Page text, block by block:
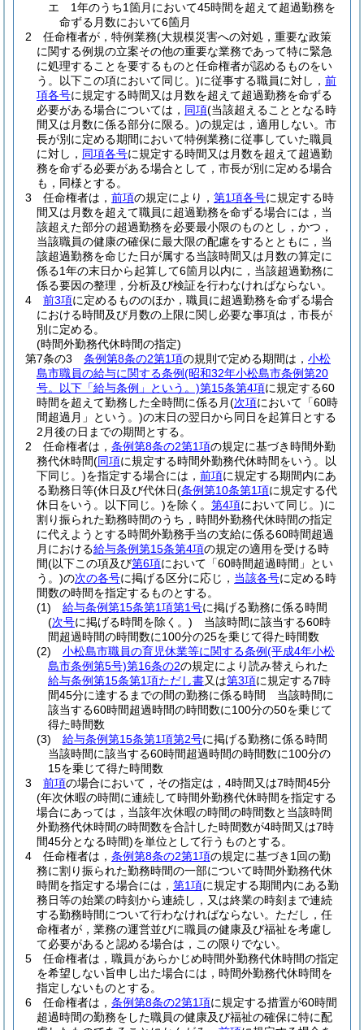
エ
1年のうち1箇月において45時間を超えて超過勤務を
命ずる月数において6箇月
2
任命権者が，特例業務(大規模災害への対処，重要な政策
に関する例規の立案その他の重要な業務であって特に緊急
に処理することを要するものと任命権者が認めるものをい
う。以下この項において同じ。)に従事する職員に対し， 前
項各号に規定する時間又は月数を超えて超過勤務を命ずる
必要がある場合については， 同項(当該超えることとなる時
間又は月数に係る部分に限る。)の規定は，適用しない。 市
長が別に定める期間において特例業務に従事していた職員
に対し， 同項各号に規定する時間又は月数を超えて超過勤
務を命ずる必要がある場合として，市長が別に定める場合
も，同様とする。
3
任命権者は， 前項の規定により， 第1項各号に規定する時
間又は月数を超えて職員に超過勤務を命ずる場合には，当
該超えた部分の超過勤務を必要最小限のものとし，かつ，
当該職員の健康の確保に最大限の配慮をするとともに，当
該超過勤務を命じた日が属する当該時間又は月数の算定に
係る1年の末日から起算して6箇月以内に，当該超過勤務に
係る要因の整理，分析及び検証を行わなければならない。
4
前3項に定めるもののほか，職員に超過勤務を命ずる場合
における時間及び月数の上限に関し必要な事項は，市長が
別に定める。
(時間外勤務代休時間の指定)
第7条の3
条例第8条の2第1項の規則で定める期間は， 小松
島市職員の給与に関する条例(昭和32年小松島市条例第20
号。以下「給与条例」という。)第15条第4項に規定する60
時間を超えて勤務した全時間に係る月(次項において「60時
間超過月」という。)の末日の翌日から同日を起算日とする
2月後の日までの期間とする。
2
任命権者は， 条例第8条の2第1項の規定に基づき時間外勤
務代休時間(同項に規定する時間外勤務代休時間をいう。以
下同じ。)を指定する場合には， 前項に規定する期間内にあ
る勤務日等(休日及び代休日(条例第10条第1項に規定する代
休日をいう。以下同じ。)を除く。 第4項において同じ。)に
割り振られた勤務時間のうち，時間外勤務代休時間の指定
に代えようとする時間外勤務手当の支給に係る60時間超過
月における給与条例第15条第4項の規定の適用を受ける時
間(以下この項及び第6項において「60時間超過時間」とい
う。)の次の各号に掲げる区分に応じ， 当該各号に定める時
間数の時間を指定するものとする。
(1)
給与条例第15条第1項第1号に掲げる勤務に係る時間
(次号に掲げる時間を除く。) 当該時間に該当する60時
間超過時間の時間数に100分の25を乗じて得た時間数
(2)
小松島市職員の育児休業等に関する条例(平成4年小松
島市条例第5号)第16条の2の規定により読み替えられた
給与条例第15条第1項ただし書又は第3項に規定する7時
間45分に達するまでの間の勤務に係る時間 当該時間に
該当する60時間超過時間の時間数に100分の50を乗じて
得た時間数
(3)
給与条例第15条第1項第2号に掲げる勤務に係る時間
当該時間に該当する60時間超過時間の時間数に100分の
15を乗じて得た時間数
3
前項の場合において，その指定は，4時間又は7時間45分
(年次休暇の時間に連続して時間外勤務代休時間を指定する
場合にあっては，当該年次休暇の時間の時間数と当該時間
外勤務代休時間の時間数を合計した時間数が4時間又は7時
間45分となる時間)を単位として行うものとする。
4
任命権者は， 条例第8条の2第1項の規定に基づき1回の勤
務に割り振られた勤務時間の一部について時間外勤務代休
時間を指定する場合には， 第1項に規定する期間内にある勤
務日等の始業の時刻から連続し，又は終業の時刻まで連続
する勤務時間について行わなければならない。 ただし，任
命権者が，業務の運営並びに職員の健康及び福祉を考慮し
て必要があると認める場合は，この限りでない。
5
任命権者は，職員があらかじめ時間外勤務代休時間の指定
を希望しない旨申し出た場合には，時間外勤務代休時間を
指定しないものとする。
6
任命権者は， 条例第8条の2第1項に規定する措置が60時間
超過時間の勤務をした職員の健康及び福祉の確保に特に配